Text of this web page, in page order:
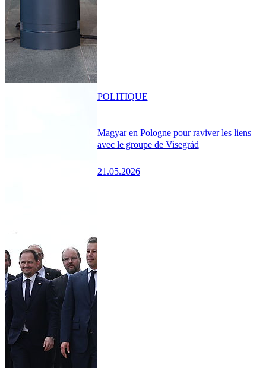
Magyar en Pologne pour raviver les liens
avec le groupe de Visegrád
21.05.2026
POLITIQUE